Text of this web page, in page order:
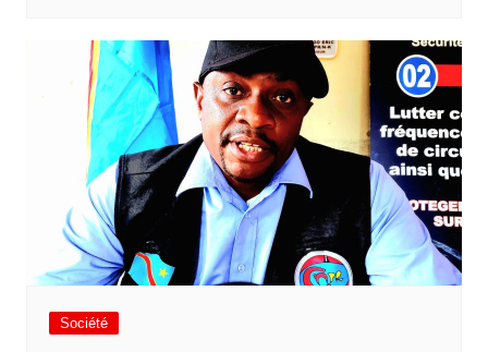
Société